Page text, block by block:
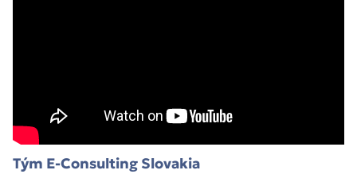
Tým E-Consulting Slovakia